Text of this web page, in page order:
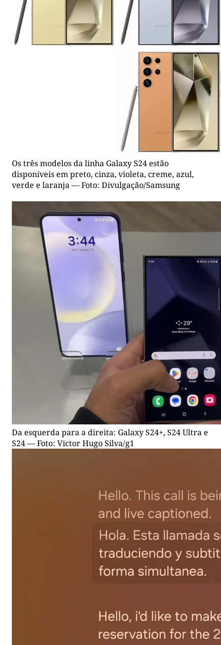
Os três modelos da linha Galaxy S24 estão
disponíveis em preto, cinza, violeta, creme, azul,
verde e laranja — Foto: Divulgação/Samsung
Da esquerda para a direita: Galaxy S24+, S24 Ultra e
S24 — Foto: Victor Hugo Silva/g1